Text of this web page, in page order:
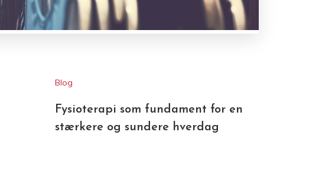
Blog
Fysioterapi som fundament for en
stærkere og sundere hverdag